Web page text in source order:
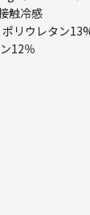
触冷感
リウレタン
12％